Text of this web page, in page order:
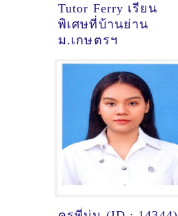
Tutor Ferry เรียน
พิเศษที่บ้านย่าน
ม.เกษตรฯ